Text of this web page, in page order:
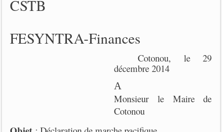
CSTB
FESYNTRA-Finances
Cotonou, le 29
décembre 2014
A
Monsieur le Maire de
Cotonou